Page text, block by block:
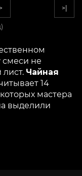
>|
смеси не
Чайная
14
мастера
выделили
и тропическая